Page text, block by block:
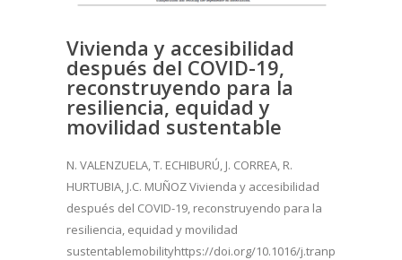
Vivienda y accesibilidad
después del COVID-19,
reconstruyendo para la
resiliencia, equidad y
movilidad sustentable
N. VALENZUELA, T. ECHIBURÚ, J. CORREA, R.
HURTUBIA, J.C. MUÑOZ Vivienda y accesibilidad
después del COVID-19, reconstruyendo para la
resiliencia, equidad y movilidad
sustentablemobilityhttps://doi.org/10.1016/